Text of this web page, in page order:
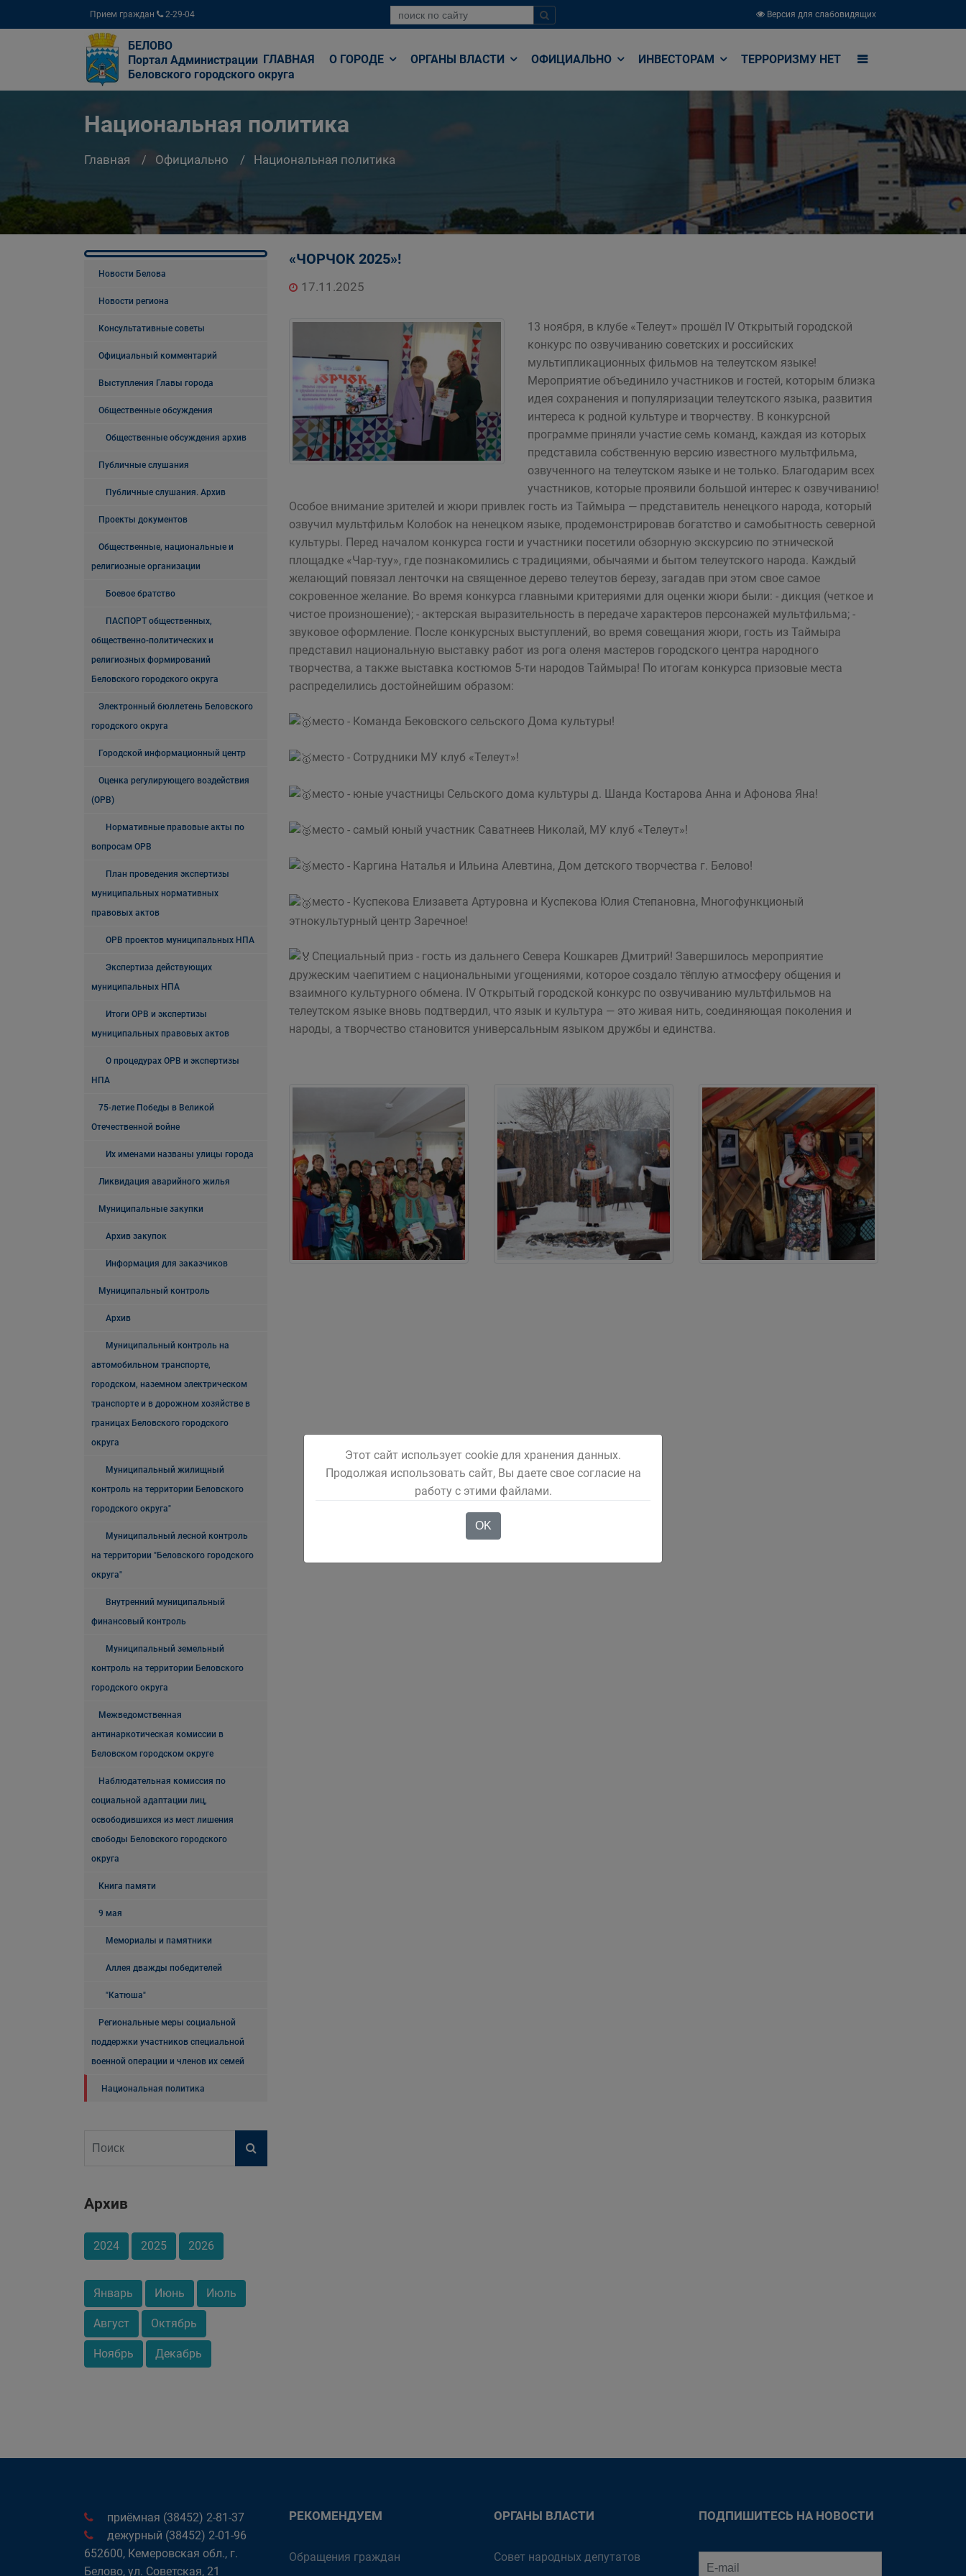
Прием граждан 2-29-04 Версия для слабовидящих
БЕЛОВО
Портал Администрации
Беловского городского округа
ГЛАВНАЯ О ГОРОДЕ ОРГАНЫ ВЛАСТИ ОФИЦИАЛЬНО ИНВЕСТОРАМ ТЕРРОРИЗМУ НЕТ
Национальная политика
Главная Официально Национальная политика
Новости Белова
Новости региона
Консультативные советы
Официальный комментарий
Выступления Главы города
Общественные обсуждения
Общественные обсуждения архив
Публичные слушания
Публичные слушания. Архив
Проекты документов
Общественные, национальные и
религиозные организации
Боевое братство
ПАСПОРТ общественных,
общественно-политических и
религиозных формирований
Беловского городского округа
Электронный бюллетень Беловского
городского округа
Городской информационный центр
Оценка регулирующего воздействия
(ОРВ)
Нормативные правовые акты по
вопросам ОРВ
План проведения экспертизы
муниципальных нормативных
правовых актов
ОРВ проектов муниципальных НПА
Экспертиза действующих
муниципальных НПА
Итоги ОРВ и экспертизы
муниципальных правовых актов
О процедурах ОРВ и экспертизы
НПА
75-летие Победы в Великой
Отечественной войне
Их именами названы улицы города
Ликвидация аварийного жилья
Муниципальные закупки
Архив закупок
Информация для заказчиков
Муниципальный контроль
Архив
Муниципальный контроль на
автомобильном транспорте,
городском, наземном электрическом
транспорте и в дорожном хозяйстве в
границах Беловского городского
округа
Муниципальный жилищный
контроль на территории Беловского
городского округа"
Муниципальный лесной контроль
на территории "Беловского городского
округа"
Внутренний муниципальный
финансовый контроль
Муниципальный земельный
контроль на территории Беловского
городского округа
Межведомственная
антинаркотическая комиссии в
Беловском городском округе
Наблюдательная комиссия по
социальной адаптации лиц,
освободившихся из мест лишения
свободы Беловского городского
округа
Книга памяти
9 мая
Мемориалы и памятники
Аллея дважды победителей
"Катюша"
Региональные меры социальной
поддержки участников специальной
военной операции и членов их семей
Национальная политика
Архив
2024 2025 2026
Январь Июнь Июль
Август Октябрь
Ноябрь Декабрь
«ЧОРЧОК 2025»!
17.11.2025
13 ноября, в клубе «Телеут» прошёл IV Открытый городской
конкурс по озвучиванию советских и российских
мультипликационных фильмов на телеутском языке!
Мероприятие объединило участников и гостей, которым близка
идея сохранения и популяризации телеутского языка, развития
интереса к родной культуре и творчеству. В конкурсной
программе приняли участие семь команд, каждая из которых
представила собственную версию известного мультфильма,
озвученного на телеутском языке и не только. Благодарим всех
участников, которые проявили большой интерес к озвучиванию!
Особое внимание зрителей и жюри привлек гость из Таймыра — представитель ненецкого народа, который
озвучил мультфильм Колобок на ненецком языке, продемонстрировав богатство и самобытность северной
культуры. Перед началом конкурса гости и участники посетили обзорную экскурсию по этнической
площадке «Чар-туу», где познакомились с традициями, обычаями и бытом телеутского народа. Каждый
желающий повязал ленточки на священное дерево телеутов березу, загадав при этом свое самое
сокровенное желание. Во время конкурса главными критериями для оценки жюри были: - дикция (четкое и
чистое произношение); - актерская выразительность в передаче характеров персонажей мультфильма; -
звуковое оформление. После конкурсных выступлений, во время совещания жюри, гость из Таймыра
представил национальную выставку работ из рога оленя мастеров городского центра народного
творчества, а также выставка костюмов 5-ти народов Таймыра! По итогам конкурса призовые места
распределились достойнейшим образом:
место - Команда Бековского сельского Дома культуры!
место - Сотрудники МУ клуб «Телеут»!
место - юные участницы Сельского дома культуры д. Шанда Костарова Анна и Афонова Яна!
место - самый юный участник Саватнеев Николай, МУ клуб «Телеут»!
место - Каргина Наталья и Ильина Алевтина, Дом детского творчества г. Белово!
место - Куспекова Елизавета Артуровна и Куспекова Юлия Степановна, Многофункционый
этнокультурный центр Заречное!
Специальный приз - гость из дальнего Севера Кошкарев Дмитрий! Завершилось мероприятие
дружеским чаепитием с национальными угощениями, которое создало тёплую атмосферу общения и
взаимного культурного обмена. IV Открытый городской конкурс по озвучиванию мультфильмов на
телеутском языке вновь подтвердил, что язык и культура — это живая нить, соединяющая поколения и
народы, а творчество становится универсальным языком дружбы и единства.
приёмная (38452) 2-81-37
дежурный (38452) 2-01-96
652600, Кемеровская обл., г.
Белово, ул. Советская, 21
РЕКОМЕНДУЕМ
Обращения граждан
ОРГАНЫ ВЛАСТИ
Совет народных депутатов
ПОДПИШИТЕСЬ НА НОВОСТИ
Этот сайт использует cookie для хранения данных.
Продолжая использовать сайт, Вы даете свое согласие на
работу с этими файлами.
OK